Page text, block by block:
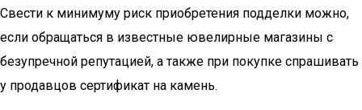
Свести к минимуму риск приобретения подделки можно,
если обращаться в известные ювелирные магазины с
безупречной репутацией, а также при покупке спрашивать
у продавцов сертификат на камень.